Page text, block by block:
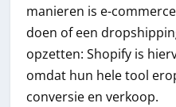
manieren is e-
doen of een
opzetten: Shopify is
omdat hun hele tool
conversie en verkoop.